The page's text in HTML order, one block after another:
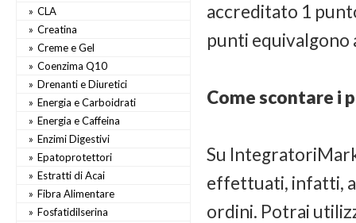
CLA
Creatina
Creme e Gel
Coenzima Q10
Drenanti e Diuretici
Energia e Carboidrati
Energia e Caffeina
Enzimi Digestivi
Epatoprotettori
Estratti di Acai
Fibra Alimentare
Fosfatidilserina
accreditato 1
punti equivalgono
Come scontare i
Su
effettuati, infatti,
ordini. Potrai